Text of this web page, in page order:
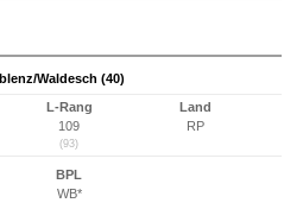
Waldesch (40)
L-Rang
109
(93)
Land
RP
BPL
WB*